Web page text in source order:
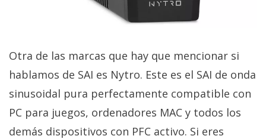
Otra de las marcas que hay que mencionar si
hablamos de SAI es Nytro. Este es el SAI de onda
sinusoidal pura perfectamente compatible con
PC para juegos, ordenadores MAC y todos los
demás dispositivos con PFC activo. Si eres